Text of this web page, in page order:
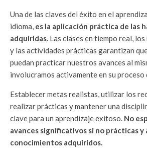
Una de las claves del éxito en el
idioma, es la aplicación práctica de las
adquiridas. Las clases en tiempo real,
y las actividades prácticas garantizan
puedan practicar nuestros avances al
involucramos activamente en su proceso
Establecer metas realistas, utilizar los
realizar prácticas y mantener una
clave para un aprendizaje exitoso. No
avances significativos si no prácticas y
conocimientos adquiridos.